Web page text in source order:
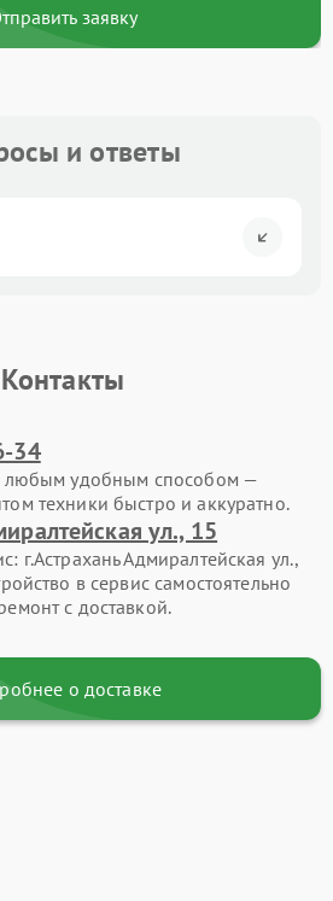
заявку
и ответы
Контакты
34
любым удобным способом —
техники быстро и аккуратно.
ул., 15
г.Астрахань Адмиралтейская ул.,
в сервис самостоятельно
с доставкой.
о доставке